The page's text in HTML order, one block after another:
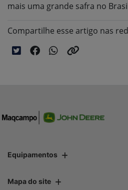
mais uma grande safra no
Compartilhe esse artigo nas
Equipamentos
Mapa do site